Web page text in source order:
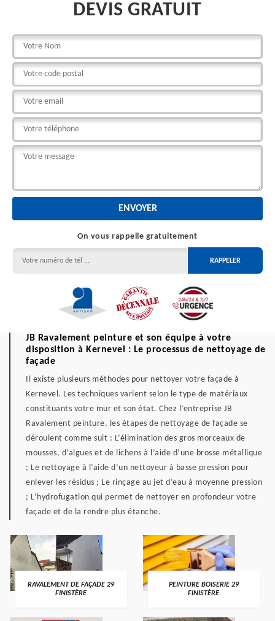
DEVIS GRATUIT
On vous rappelle gratuitement
JB Ravalement peinture et son équipe à votre
disposition à Kernevel : Le processus de nettoyage de
façade
Il existe plusieurs méthodes pour nettoyer votre façade à
Kernevel. Les techniques varient selon le type de matériaux
constituants votre mur et son état. Chez l’entreprise JB
Ravalement peinture, les étapes de nettoyage de façade se
déroulent comme suit : L’élimination des gros morceaux de
mousses, d’algues et de lichens à l’aide d’une brosse métallique
; Le nettoyage à l’aide d’un nettoyeur à basse pression pour
enlever les résidus ; Le rinçage au jet d’eau à moyenne pression
; L’hydrofugation qui permet de nettoyer en profondeur votre
façade et de la rendre plus étanche.
RAVALEMENT DE FAÇADE 29
FINISTÈRE
PEINTURE BOISERIE 29
FINISTÈRE